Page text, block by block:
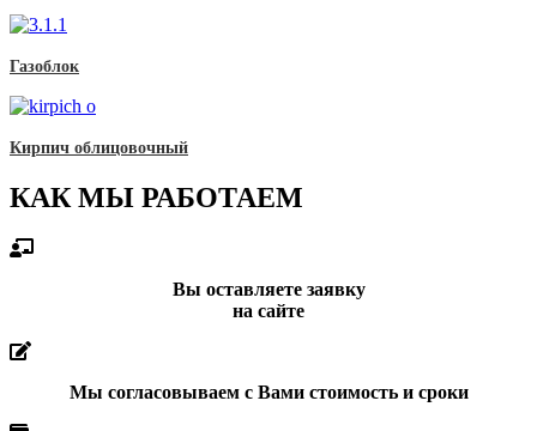
Газоблок
Кирпич облицовочный
КАК МЫ РАБОТАЕМ
Вы оставляете заявку
на сайте
Мы согласовываем с Вами стоимость и сроки